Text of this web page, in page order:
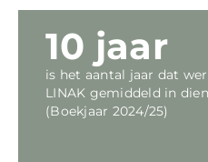
10 jaar
is het aantal jaar dat
LINAK gemiddeld in
(Boekjaar 2024/25)